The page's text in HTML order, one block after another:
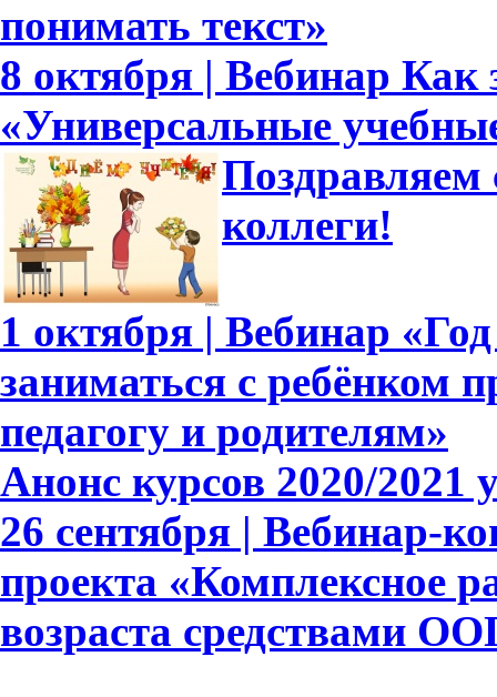
понимать текст»
8 октября | Вебинар Как
«Универсальные
Поздравляем
коллеги!
1 октября | Вебинар
заниматься с ребёнком
педагогу и родителям»
Анонс курсов 2020/2021
26 сентября | Вебинар-
проекта «Комплексное
возраста средствами